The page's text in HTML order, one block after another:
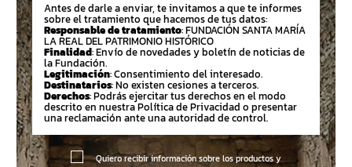
Antes de darle a enviar, te invitamos a que te informes
sobre el tratamiento que hacemos de tus datos:
Responsable de tratamiento: FUNDACIÓN SANTA MARÍA
LA REAL DEL PATRIMONIO HISTÓRICO
Finalidad: Envío de novedades y boletín de noticias de
la Fundación.
Legitimación: Consentimiento del interesado.
Destinatarios: No existen cesiones a terceros.
Derechos: Podrás ejercitar tus derechos en el modo
descrito en nuestra Política de Privacidad o presentar
una reclamación ante una autoridad de control.
Quiero recibir información sobre los productos y